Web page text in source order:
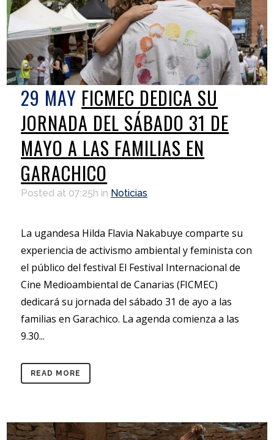
29 MAY FICMEC DEDICA SU
JORNADA DEL SÁBADO 31 DE
MAYO A LAS FAMILIAS EN
GARACHICO
Posted at 07:25h in Noticias
La ugandesa Hilda Flavia Nakabuye comparte su
experiencia de activismo ambiental y feminista con
el público del festival El Festival Internacional de
Cine Medioambiental de Canarias (FICMEC)
dedicará su jornada del sábado 31 de ayo a las
familias en Garachico. La agenda comienza a las
9.30...
READ MORE